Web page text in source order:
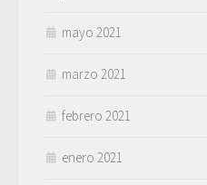
mayo 2021
marzo 2021
febrero 2021
enero 2021